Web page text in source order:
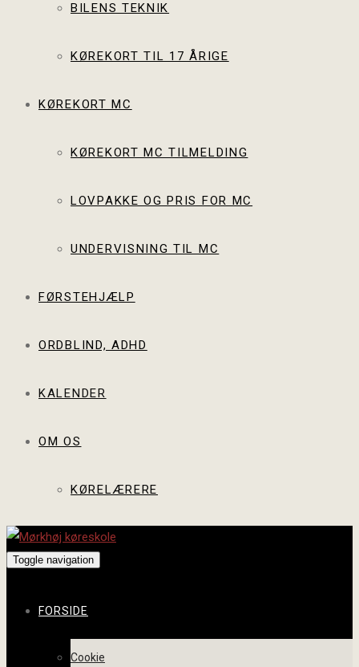
BILENS TEKNIK
KØREKORT TIL 17 ÅRIGE
KØREKORT MC
KØREKORT MC TILMELDING
LOVPAKKE OG PRIS FOR MC
UNDERVISNING TIL MC
FØRSTEHJÆLP
ORDBLIND, ADHD
KALENDER
OM OS
KØRELÆRERE
Toggle navigation
FORSIDE
Cookie